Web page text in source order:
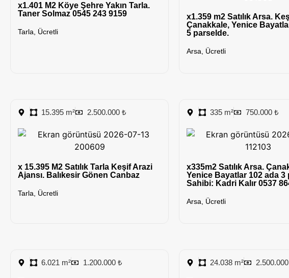
x1.401 M2 Köye Şehre Yakın Tarla.
Taner Solmaz 0545 243 9159
Tarla Ücretli
x1.359 m2 Satılık Arsa.
Çanakkale, Yenice
5 parselde.
Arsa Ücretli
15.395 m² 2.500.000 ₺
x 15.395 M2 Satılık Tarla Keşif Arazi
Ajansı. Balıkesir Gönen Canbaz
Tarla Ücretli
335 m² 750.000 ₺
x335m2 Satılık Arsa.
Yenice Bayatlar 102 ada 3
Sahibi: Kadri Kalır 0537
Arsa Ücretli
6.021 m² 1.200.000 ₺ 24.038 m²